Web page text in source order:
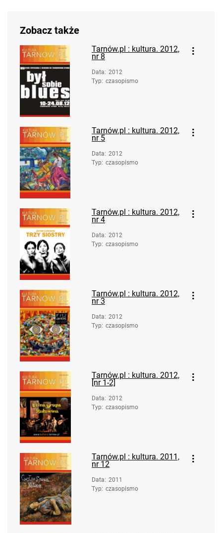
Zobacz także
Tarnów.pl : kultura. 2012,
nr 8
Data: 2012
Typ: czasopismo
Tarnów.pl : kultura. 2012,
nr 5
Data: 2012
Typ: czasopismo
Tarnów.pl : kultura. 2012,
nr 4
Data: 2012
Typ: czasopismo
Tarnów.pl : kultura. 2012,
nr 3
Data: 2012
Typ: czasopismo
Tarnów.pl : kultura. 2012,
[nr 1-2]
Data: 2012
Typ: czasopismo
Tarnów.pl : kultura. 2011,
nr 12
Data: 2011
Typ: czasopismo